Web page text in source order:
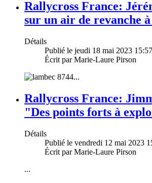
Rallycross France:
sur un air de revanche
Détails
Publié le jeudi 18 mai 2023 15:57
Écrit par Marie-Laure Pirson
...
Rallycross France:
"Des points forts à
Détails
Publié le vendredi 12 mai 2023
Écrit par Marie-Laure Pirson
...